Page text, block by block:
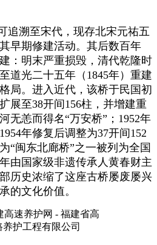
追溯至宋代，现存北宋元祐五
早期修建活动。其后数百年
：明末严重损毁，清代乾隆时
道光二十五年（1845年）重建
局。进入近代，该桥于民国初
展至38开间156柱，并增建重
无恙而得名“万安桥”；1952年
年修复后调整为37开间152
“闽东北廊桥”之一被列为全国
由国家级非遗传承人黄春财主
历史浓缩了这座古桥屡废屡兴
的文化价值。